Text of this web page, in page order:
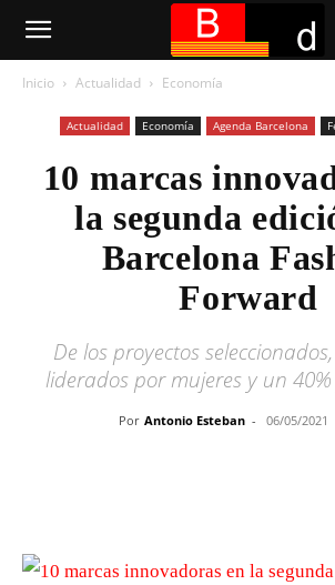
Inicio Actualidad Economía
Actualidad Economía Agenda Barcelona
10 marcas
la segunda
Barcelona
Forward
De los proyectos
liderados por mujeres y un
Por Antonio Esteban - 06/05/2021